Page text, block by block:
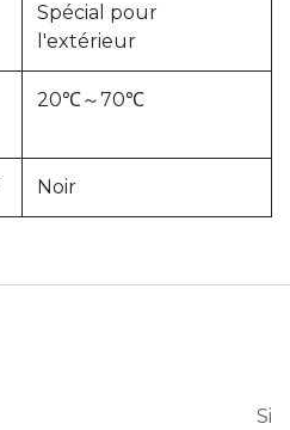
Spécial pour
l'extérieur
20℃～70℃
Noir
Si